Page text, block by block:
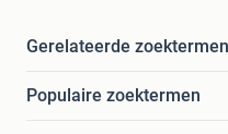
Gerelateerde zoektermen
Populaire zoektermen